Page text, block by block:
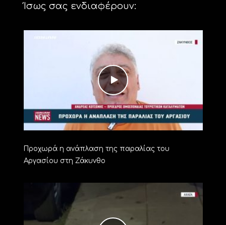
Ίσως σας ενδιαφέρουν:
Προχωρά η ανάπλαση της παραλίας του
Αργασίου στη Ζάκυνθο